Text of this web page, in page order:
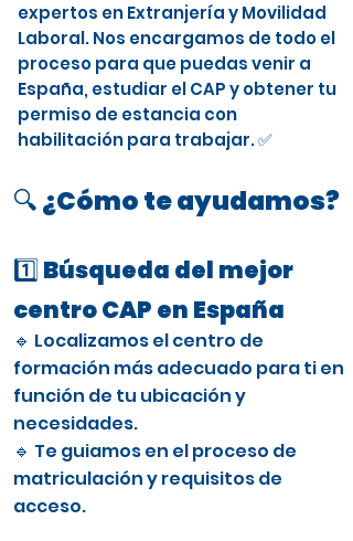
expertos en Extranjería y Movilidad
Laboral. Nos encargamos de todo el
proceso para que puedas venir a
España, estudiar el CAP y obtener tu
permiso de estancia con
habilitación para trabajar. ✅
🔍 ¿Cómo te ayudamos?
1️⃣ Búsqueda del mejor
centro CAP en España
🔹 Localizamos el centro de
formación más adecuado para ti en
función de tu ubicación y
necesidades.
🔹 Te guiamos en el proceso de
matriculación y requisitos de
acceso.